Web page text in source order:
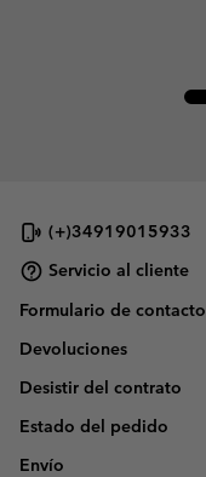
(+)34919015933
Servicio al cliente
Formulario de contacto
Devoluciones
Desistir del contrato
Estado del pedido
Envío